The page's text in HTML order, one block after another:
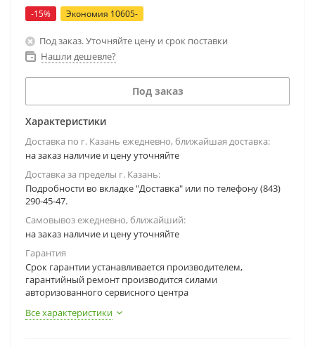
-15% Экономия 10605-
Под заказ. Уточняйте цену и срок поставки
Нашли дешевле?
Под заказ
Характеристики
Доставка по г. Казань ежедневно, ближайшая доставка:
на заказ наличие и цену уточняйте
Доставка за пределы г. Казань:
Подробности во вкладке "Доставка" или по телефону (843)
290-45-47.
Самовывоз ежедневно, ближайший:
на заказ наличие и цену уточняйте
Гарантия
Срок гарантии устанавливается производителем,
гарантийный ремонт производится силами
авторизованного сервисного центра
Все характеристики